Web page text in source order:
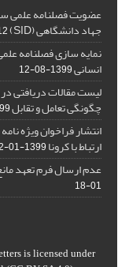
عضویت فصلنامه علمی
جهاد دانشگاهی (SID)
نمایه سازی فصلنامه
انسانی1399-08-12
لیست مقالات دریافتی
چگونگی تعامل و تقابل19
انتشار فراخوان ویژه‏
ارتباط با کرونا1399-01-22
عدم ارسال فرم تعهد
01-18
is licensed under